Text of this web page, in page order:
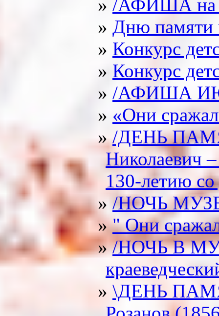
/АФИША
Дню памяти
Конкурс
Конкурс
/АФИША
«Они
/ДЕНЬ
Николаевич
130-летию
/НОЧЬ
" Они
/НОЧЬ В
\ДЕНЬ